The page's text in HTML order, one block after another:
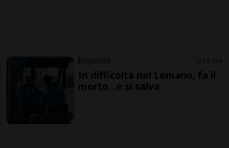
GINEVRA 13 ore
In difficoltà nel Lemano, fa il
morto...e si salva